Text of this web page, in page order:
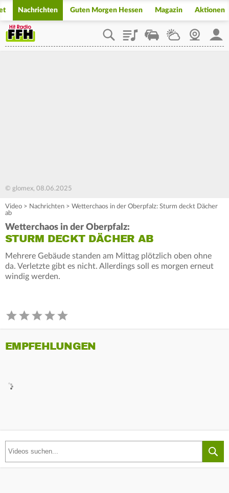
Nachrichten Guten Morgen Hessen Magazin Aktionen
PlaylistStaupilotWetterWebcam
© glomex, 08.06.2025
Video > Nachrichten > Wetterchaos in der Oberpfalz: Sturm deckt Dächer
ab
Wetterchaos in der Oberpfalz:
STURM DECKT DÄCHER AB
Mehrere Gebäude standen am Mittag plötzlich oben ohne
da. Verletzte gibt es nicht. Allerdings soll es morgen erneut
windig werden.
EMPFEHLUNGEN